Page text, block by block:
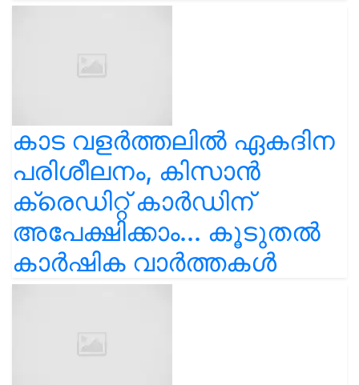
കാട വളര്‍ത്തലിൽ ഏകദിന
പരിശീലനം, കിസാൻ
ക്രെഡിറ്റ് കാർഡിന്
അപേക്ഷിക്കാം... കൂടുതൽ
കാർഷിക വാർത്തകൾ